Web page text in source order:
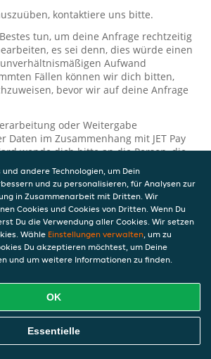
kontaktiere uns bitte.
tun, um deine Anfrage rechtzeitig
es sei denn, dies würde einen
Aufwand
Fällen können wir dich bitten,
bevor wir auf deine Anfrage
oder Weitergabe
Daten im Zusammenhang mit JET Pay
wende dich bitte an die Person, die
gewährt (das kann dein
usw. sein). Dies ist
und die Person, die dir das Guthaben
Verantwortung für die Verarbeitung
personenbezogenen Daten haben.
oder Beschwerden in Bezug auf
personenbezogenen Daten haben,
gerne. Wir würden uns auch über
zur Verbesserung unserer Erklärung
andere Technologien, um Dein
und zu personalisieren, für Analysen zur
in Zusammenarbeit mit Dritten. Wir
Cookies und Cookies von Dritten. Wenn Du
Du die Verwendung aller Cookies. Wir setzen
Wähle Einstellungen verwalten, um zu
Du akzeptieren möchtest, um Deine
und um weitere Informationen zu finden.
OK
Essentielle